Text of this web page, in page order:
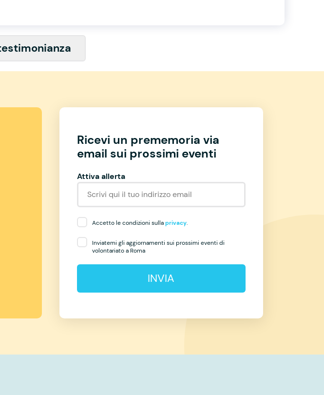
Ricevi un prememoria via
email sui prossimi eventi
Attiva allerta
Accetto le condizioni sullaprivacy.
Inviatemi gli aggiornamenti sui prossimi eventi di
volontariato a Roma
INVIA